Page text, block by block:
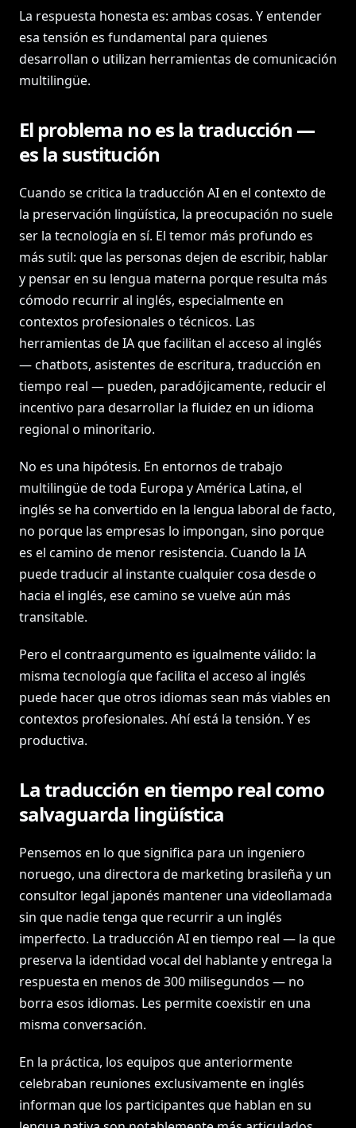
La respuesta honesta es: ambas cosas. Y entender
esa tensión es fundamental para quienes
desarrollan o utilizan herramientas de comunicación
multilingüe.
El problema no es la traducción —
es la sustitución
Cuando se critica la traducción AI en el contexto de
la preservación lingüística, la preocupación no suele
ser la tecnología en sí. El temor más profundo es
más sutil: que las personas dejen de escribir, hablar
y pensar en su lengua materna porque resulta más
cómodo recurrir al inglés, especialmente en
contextos profesionales o técnicos. Las
herramientas de IA que facilitan el acceso al inglés
— chatbots, asistentes de escritura, traducción en
tiempo real — pueden, paradójicamente, reducir el
incentivo para desarrollar la fluidez en un idioma
regional o minoritario.
No es una hipótesis. En entornos de trabajo
multilingüe de toda Europa y América Latina, el
inglés se ha convertido en la lengua laboral de facto,
no porque las empresas lo impongan, sino porque
es el camino de menor resistencia. Cuando la IA
puede traducir al instante cualquier cosa desde o
hacia el inglés, ese camino se vuelve aún más
transitable.
Pero el contraargumento es igualmente válido: la
misma tecnología que facilita el acceso al inglés
puede hacer que otros idiomas sean más viables en
contextos profesionales. Ahí está la tensión. Y es
productiva.
La traducción en tiempo real como
salvaguarda lingüística
Pensemos en lo que significa para un ingeniero
noruego, una directora de marketing brasileña y un
consultor legal japonés mantener una videollamada
sin que nadie tenga que recurrir a un inglés
imperfecto. La traducción AI en tiempo real — la que
preserva la identidad vocal del hablante y entrega la
respuesta en menos de 300 milisegundos — no
borra esos idiomas. Les permite coexistir en una
misma conversación.
En la práctica, los equipos que anteriormente
celebraban reuniones exclusivamente en inglés
informan que los participantes que hablan en su